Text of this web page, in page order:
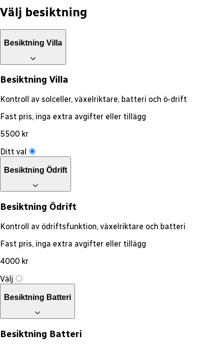
Välj besiktning
Besiktning Villa
Besiktning Villa
Kontroll av solceller, växelriktare, batteri och ö-drift
Fast pris, inga extra avgifter eller tillägg
5500 kr
Ditt val
Besiktning Ödrift
Besiktning Ödrift
Kontroll av ödriftsfunktion, växelriktare och batteri
Fast pris, inga extra avgifter eller tillägg
4000 kr
Välj
Besiktning Batteri
Besiktning Batteri